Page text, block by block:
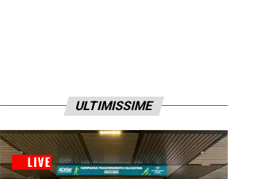
ULTIMISSIME